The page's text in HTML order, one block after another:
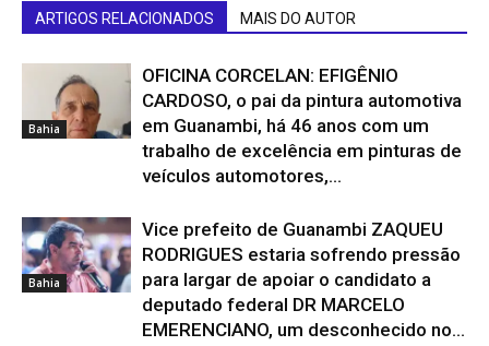
ARTIGOS RELACIONADOS MAIS DO AUTOR
Bahia
OFICINA CORCELAN: EFIGÊNIO
CARDOSO, o pai da pintura automotiva
em Guanambi, há 46 anos com um
trabalho de excelência em pinturas de
veículos automotores,...
Bahia
Vice prefeito de Guanambi ZAQUEU
RODRIGUES estaria sofrendo pressão
para largar de apoiar o candidato a
deputado federal DR MARCELO
EMERENCIANO, um desconhecido no...